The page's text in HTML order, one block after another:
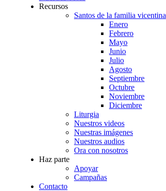
Recursos
Santos de la familia vicentina
Enero
Febrero
Mayo
Junio
Julio
Agosto
Septiembre
Octubre
Noviembre
Diciembre
Liturgia
Nuestros videos
Nuestras imágenes
Nuestros audios
Ora con nosotros
Haz parte
Apoyar
Campañas
Contacto